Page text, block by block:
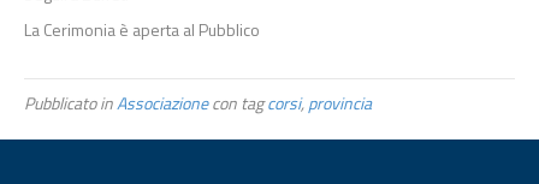
La Cerimonia è aperta al Pubblico
Pubblicato inAssociazionecon tagcorsi,provincia